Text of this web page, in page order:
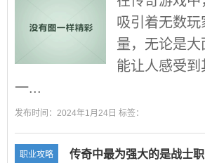
吸引着无数
量，无论是
能让人感受
一...
发布时间：2024年1月24日 标签：
职业攻略 传奇中最为强大的是战士